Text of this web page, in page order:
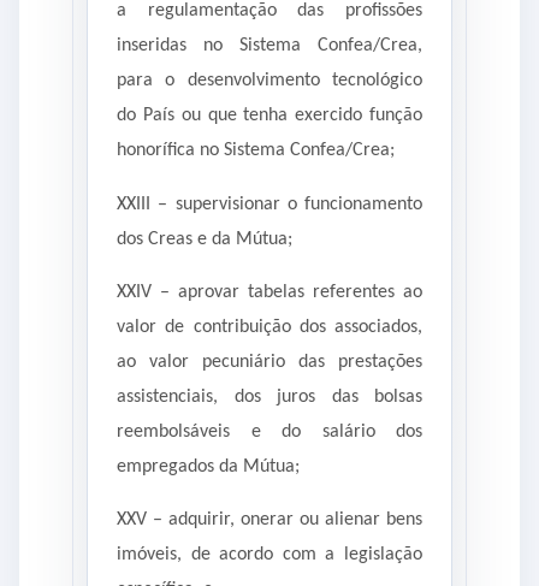
a regulamentação das profissões
inseridas no Sistema Confea/Crea,
para o desenvolvimento tecnológico
do País ou que tenha exercido função
honorífica no Sistema Confea/Crea;
XXIII – supervisionar o funcionamento
dos Creas e da Mútua;
XXIV – aprovar tabelas referentes ao
valor de contribuição dos associados,
ao valor pecuniário das prestações
assistenciais, dos juros das bolsas
reembolsáveis e do salário dos
empregados da Mútua;
XXV – adquirir, onerar ou alienar bens
imóveis, de acordo com a legislação